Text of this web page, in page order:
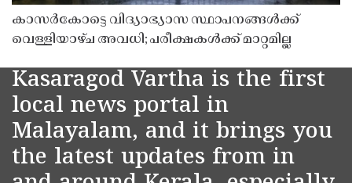
കാസർകോട്ടെ വിദ്യാഭ്യാസ സ്ഥാപനങ്ങൾക്ക്
വെള്ളിയാഴ്ച അവധി; പരീക്ഷകൾക്ക് മാറ്റമില്ല
Kasaragod Vartha is the first
local news portal in
Malayalam, and it brings you
the latest updates from in